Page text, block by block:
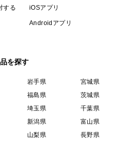
する
iOSアプリ
Androidアプリ
を探す
岩手県
宮城県
福島県
茨城県
埼玉県
千葉県
新潟県
富山県
山梨県
長野県